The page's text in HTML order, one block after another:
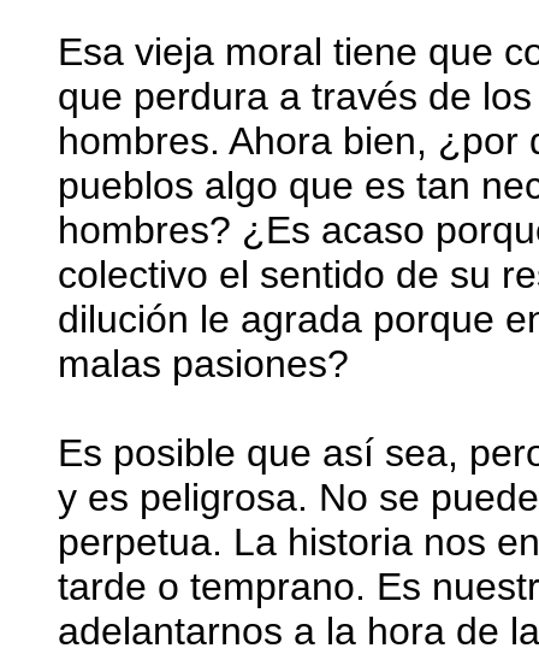
Esa vieja moral tiene que
que perdura a través de
hombres. Ahora bien, ¿por
pueblos algo que es tan
hombres? ¿Es acaso
colectivo el sentido de su
dilución le agrada porque
malas pasiones?
Es posible que así sea,
y es peligrosa. No se
perpetua. La historia nos
tarde o temprano. Es
adelantarnos a la hora de